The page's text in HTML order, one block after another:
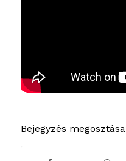
Bejegyzés megosztása